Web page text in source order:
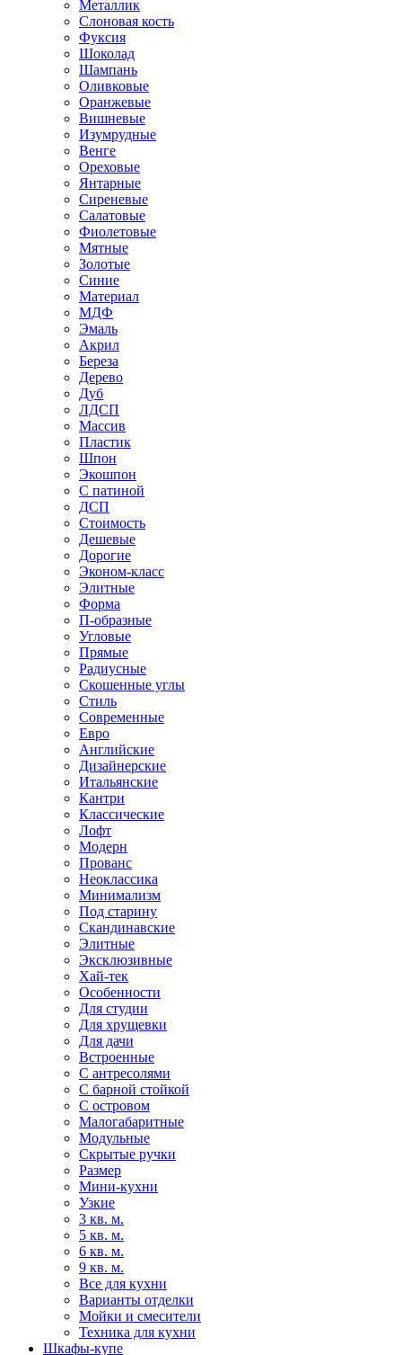
Металлик
Слоновая кость
Фуксия
Шоколад
Шампань
Оливковые
Оранжевые
Вишневые
Изумрудные
Венге
Ореховые
Янтарные
Сиреневые
Салатовые
Фиолетовые
Мятные
Золотые
Синие
Материал
МДФ
Эмаль
Акрил
Береза
Дерево
Дуб
ЛДСП
Массив
Пластик
Шпон
Экошпон
С патиной
ДСП
Стоимость
Дешевые
Дорогие
Эконом-класс
Элитные
Форма
П-образные
Угловые
Прямые
Радиусные
Скошенные углы
Стиль
Современные
Евро
Английские
Дизайнерские
Итальянские
Кантри
Классические
Лофт
Модерн
Прованс
Неоклассика
Минимализм
Под старину
Скандинавские
Элитные
Эксклюзивные
Хай-тек
Особенности
Для студии
Для хрущевки
Для дачи
Встроенные
С антресолями
С барной стойкой
С островом
Малогабаритные
Модульные
Скрытые ручки
Размер
Мини-кухни
Узкие
3 кв. м.
5 кв. м.
6 кв. м.
9 кв. м.
Все для кухни
Варианты отделки
Мойки и смесители
Техника для кухни
Шкафы-купе